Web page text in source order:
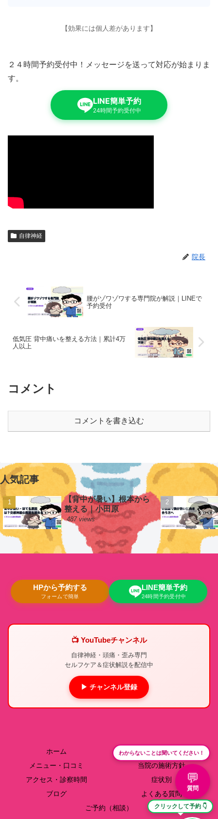
【効果には個人差があります】
２４時間予約受付中！メッセージを送って対応が始まりま
す。
LINE簡単予約
24時間予約受付中
自律神経
院長
腰がゾワゾワする専門院が解説｜LINEで
予約受付
低気圧 背中痛いを整える方法｜累計4万
人以上
コメント
コメントを書き込む
人気記事
【背中が暑い】根本から
整える｜小田原
487 views
HPから予約する
フォームで簡単
LINE簡単予約
24時間予約受付中
📺 YouTubeチャンネル
自律神経・頭痛・歪み専門
セルフケア＆症状解説を配信中
▶ チャンネル登録
ホーム
院長紹介
メニュー・口コミ
当院の施術方針
アクセス・診察時間
症状別
ブログ
よくある質問
ご予約（相談）
わからないことは聞いてください！
💬
質問
クリックして予約 👇